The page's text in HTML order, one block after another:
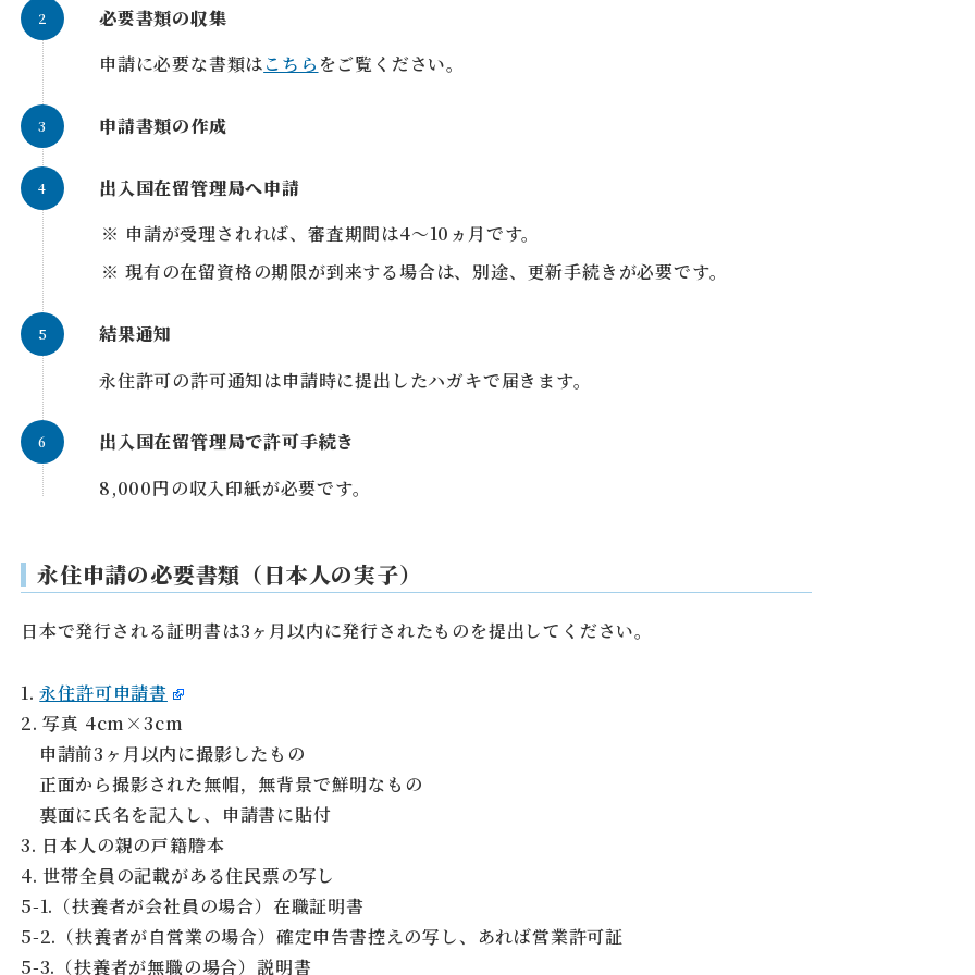
必要書類の収集
申請に必要な書類はこちら をご覧ください。
申請書類の作成
出入国在留管理局へ申請
申請が受理されれば、審査期間は4～10ヵ月です。
現有の在留資格の期限が到来する場合は、別途、更新手続きが必要です。
結果通知
永住許可の許可通知は申請時に提出したハガキで届きます。
出入国在留管理局で許可手続き
8,000円の収入印紙が必要です。
永住申請の必要書類（日本人の実子）
日本で発行される証明書は3ヶ月以内に発行されたものを提出してください。
1.永住許可申請書
2. 写真 4cm×3cm
申請前3ヶ月以内に撮影したもの
正面から撮影された無帽，無背景で鮮明なもの
裏面に氏名を記入し、申請書に貼付
3. 日本人の親の戸籍謄本
4. 世帯全員の記載がある住民票の写し
5-1.（扶養者が会社員の場合）在職証明書
5-2.（扶養者が自営業の場合）確定申告書控えの写し、あれば営業許可証
5-3.（扶養者が無職の場合）説明書